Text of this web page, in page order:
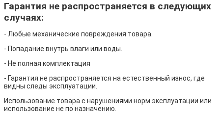
Гарантия не распространяется в следующих
случаях:
- Любые механические повреждения товара.
- Попадание внутрь влаги или воды.
- Не полная комплектация
- Гарантия не распространяется на естественный износ, где
видны следы эксплуатации.
Использование товара с нарушениями норм эксплуатации или
использование не по назначению.